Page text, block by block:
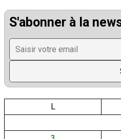
S'abonner à la
L